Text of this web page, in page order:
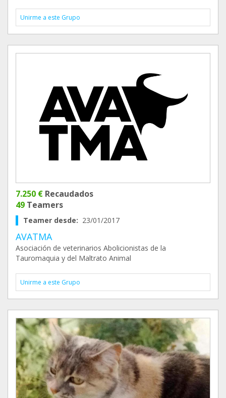
Unirme a este Grupo
7.250 € Recaudados
49 Teamers
Teamer desde: 23/01/2017
AVATMA
Asociación de veterinarios Abolicionistas de la
Tauromaquia y del Maltrato Animal
Unirme a este Grupo